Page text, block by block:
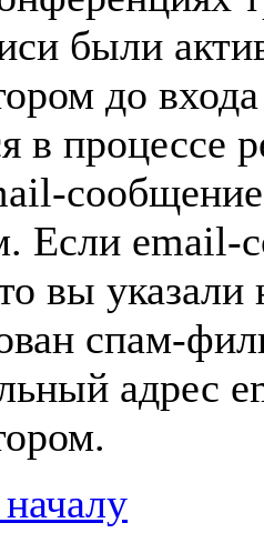
были
до
в процессе
Если email-
вы
спам-
адрес